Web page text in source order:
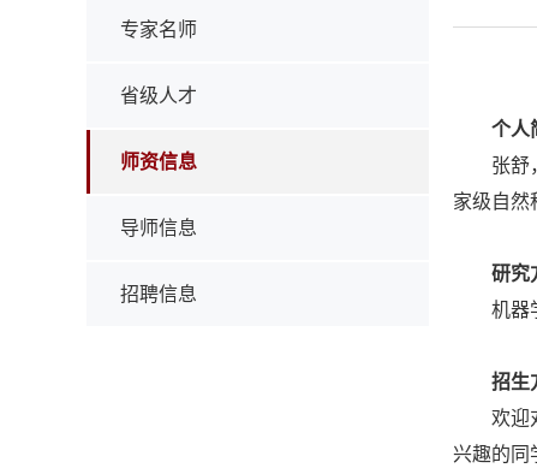
专家名师
省级人才
师资信息
导师信息
招聘信息
个人
张舒
家级自然
研究
机器
招生
欢迎
兴趣的同